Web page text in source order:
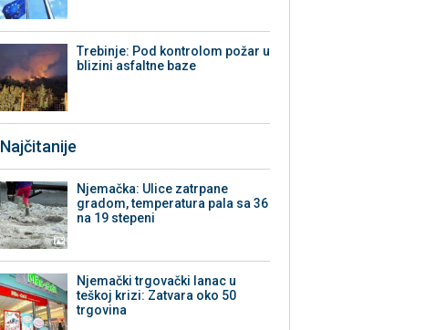
Trebinje: Pod kontrolom požar u
blizini asfaltne baze
Najčitanije
Njemačka: Ulice zatrpane
gradom, temperatura pala sa 36
na 19 stepeni
Njemački trgovački lanac u
teškoj krizi: Zatvara oko 50
trgovina